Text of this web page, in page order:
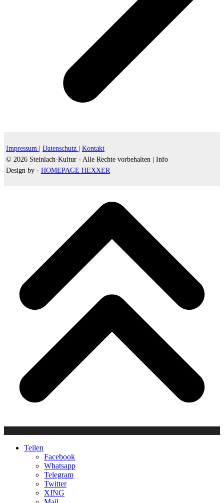
Impressum | Datenschutz |
Kontakt
© 2026 Steinlach-Kultur - Alle Rechte vorbehalten |
Info
Design by - HOMEPAGE HEXXER
Teilen
Facebook
Whatsapp
Telegram
Twitter
XING